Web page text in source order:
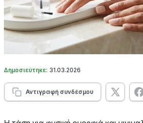
Δημοσιεύτηκε: 31.03.2026
Αντιγραφή συνδέσμου